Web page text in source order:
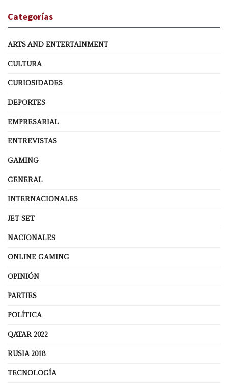
Categorías
ARTS AND ENTERTAINMENT
CULTURA
CURIOSIDADES
DEPORTES
EMPRESARIAL
ENTREVISTAS
GAMING
GENERAL
INTERNACIONALES
JET SET
NACIONALES
ONLINE GAMING
OPINIÓN
PARTIES
POLÍTICA
QATAR 2022
RUSIA 2018
TECNOLOGÍA